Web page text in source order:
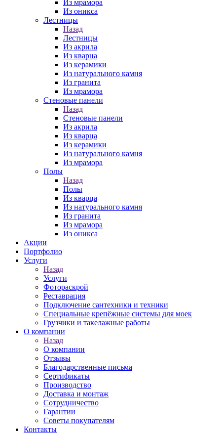
Из мрамора
Из оникса
Лестницы
Назад
Лестницы
Из акрила
Из кварца
Из керамики
Из натурального камня
Из гранита
Из мрамора
Стеновые панели
Назад
Стеновые панели
Из акрила
Из кварца
Из керамики
Из натурального камня
Из мрамора
Полы
Назад
Полы
Из кварца
Из натурального камня
Из гранита
Из мрамора
Из оникса
Акции
Портфолио
Услуги
Назад
Услуги
Фотораскрой
Реставрация
Подключение сантехники и техники
Специальные крепёжные системы для моек
Грузчики и такелажные работы
О компании
Назад
О компании
Отзывы
Благодарственные письма
Сертификаты
Производство
Доставка и монтаж
Сотрудничество
Гарантии
Советы покупателям
Контакты